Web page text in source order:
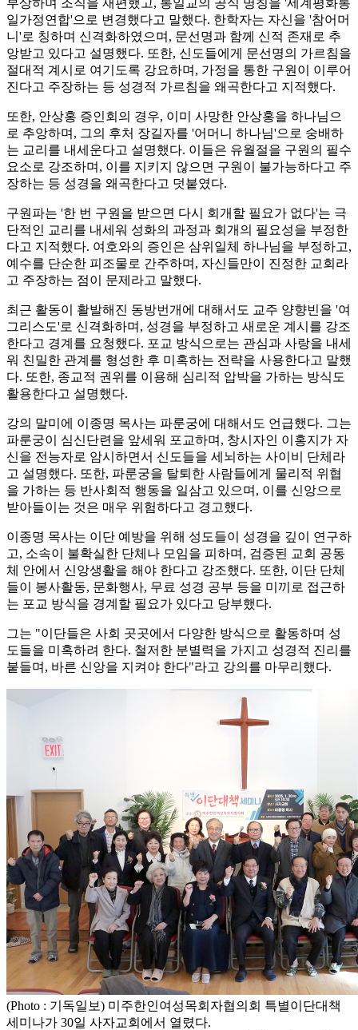
일가정연합'으로 변경했다고 말했다. 한학자는 자신을 '참어머
니'로 칭하며 신격화하였으며, 문선명과 함께 신적 존재로 추
앙받고 있다고 설명했다. 또한, 신도들에게 문선명의 가르침을
절대적 계시로 여기도록 강요하며, 가정을 통한 구원이 이루어
진다고 주장하는 등 성경적 가르침을 왜곡한다고 지적했다.
또한, 안상홍 증인회의 경우, 이미 사망한 안상홍을 하나님으
로 추앙하며, 그의 후처 장길자를 '어머니 하나님'으로 숭배하
는 교리를 내세운다고 설명했다. 이들은 유월절을 구원의 필수
요소로 강조하며, 이를 지키지 않으면 구원이 불가능하다고 주
장하는 등 성경을 왜곡한다고 덧붙였다.
구원파는 '한 번 구원을 받으면 다시 회개할 필요가 없다'는 극
단적인 교리를 내세워 성화의 과정과 회개의 필요성을 부정한
다고 지적했다. 여호와의 증인은 삼위일체 하나님을 부정하고,
예수를 단순한 피조물로 간주하며, 자신들만이 진정한 교회라
고 주장하는 점이 문제라고 말했다.
최근 활동이 활발해진 동방번개에 대해서도 교주 양향빈을 '여
그리스도'로 신격화하며, 성경을 부정하고 새로운 계시를 강조
한다고 경계를 요청했다. 포교 방식으로는 관심과 사랑을 내세
워 친밀한 관계를 형성한 후 미혹하는 전략을 사용한다고 말했
다. 또한, 종교적 권위를 이용해 심리적 압박을 가하는 방식도
활용한다고 설명했다.
강의 말미에 이종명 목사는 파룬궁에 대해서도 언급했다. 그는
파룬궁이 심신단련을 앞세워 포교하며, 창시자인 이홍지가 자
신을 전능자로 암시하면서 신도들을 세뇌하는 사이비 단체라
고 설명했다. 또한, 파룬궁을 탈퇴한 사람들에게 물리적 위협
을 가하는 등 반사회적 행동을 일삼고 있으며, 이를 신앙으로
받아들이는 것은 매우 위험하다고 경고했다.
이종명 목사는 이단 예방을 위해 성도들이 성경을 깊이 연구하
고, 소속이 불확실한 단체나 모임을 피하며, 검증된 교회 공동
체 안에서 신앙생활을 해야 한다고 강조했다. 또한, 이단 단체
들이 봉사활동, 문화행사, 무료 성경 공부 등을 미끼로 접근하
는 포교 방식을 경계할 필요가 있다고 당부했다.
그는 "이단들은 사회 곳곳에서 다양한 방식으로 활동하며 성
도들을 미혹하려 한다. 철저한 분별력을 가지고 성경적 진리를
붙들며, 바른 신앙을 지켜야 한다"라고 강의를 마무리했다.
(Photo : 기독일보) 미주한인여성목회자협의회 특별이단대책
세미나가 30일 사자교회에서 열렸다.